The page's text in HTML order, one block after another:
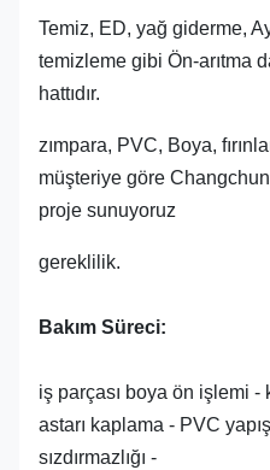
Temiz, ED, yağ giderme,
temizleme gibi Ön-arıtma
hattıdır.
zımpara, PVC, Boya,
müşteriye göre
proje sunuyoruz
gereklilik.
Bakım Süreci:
iş parçası boya ön işlemi
astarı kaplama - PVC
sızdırmazlığı -